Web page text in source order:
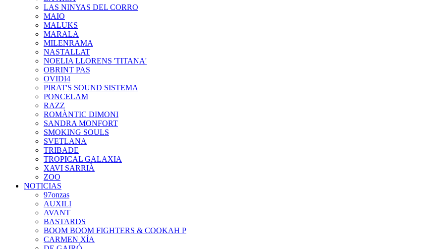
LAS NINYAS DEL CORRO
MAIO
MALUKS
MARALA
MILENRAMA
NASTALLAT
NOELIA LLORENS 'TITANA'
OBRINT PAS
OVIDI4
PIRAT'S SOUND SISTEMA
PONCELAM
RAZZ
ROMÀNTIC DIMONI
SANDRA MONFORT
SMOKING SOULS
SVETLANA
TRIBADE
TROPICAL GALAXIA
XAVI SARRIÀ
ZOO
NOTICIAS
97onzas
AUXILI
AVANT
BASTARDS
BOOM BOOM FIGHTERS & COOKAH P
CARMEN XÍA